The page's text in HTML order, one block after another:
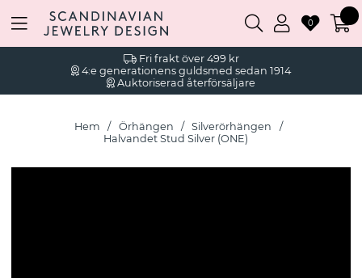
Fri frakt över 499 kr
4:e generationens guldsmed sedan 1914
Auktoriserad återförsäljare
0
Hem Örhängen
Silverörhängen
Halvandet Stud Silver (ONE)